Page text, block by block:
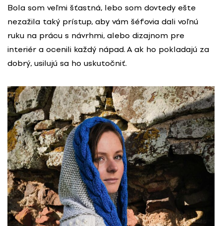
Bola som veľmi šťastná, lebo som dovtedy ešte
nezažila taký prístup, aby vám šéfovia dali voľnú
ruku na prácu s návrhmi, alebo dizajnom pre
interiér a ocenili každý nápad. A ak ho pokladajú za
dobrý, usilujú sa ho uskutočniť.